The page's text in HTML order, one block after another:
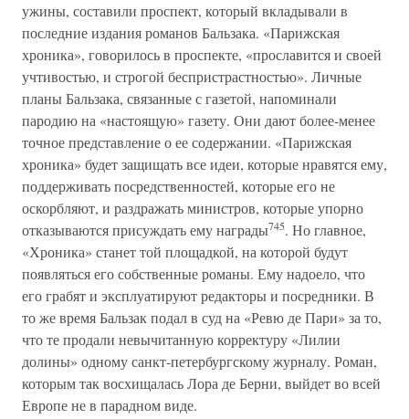
ужины, составили проспект, который вкладывали в
последние издания романов Бальзака. «Парижская
хроника», говорилось в проспекте, «прославится и своей
учтивостью, и строгой беспристрастностью». Личные
планы Бальзака, связанные с газетой, напоминали
пародию на «настоящую» газету. Они дают более-менее
точное представление о ее содержании. «Парижская
хроника» будет защищать все идеи, которые нравятся ему,
поддерживать посредственностей, которые его не
оскорбляют, и раздражать министров, которые упорно
отказываются присуждать ему награды745. Но главное,
«Хроника» станет той площадкой, на которой будут
появляться его собственные романы. Ему надоело, что
его грабят и эксплуатируют редакторы и посредники. В
то же время Бальзак подал в суд на «Ревю де Пари» за то,
что те продали невычитанную корректуру «Лилии
долины» одному санкт-петербургскому журналу. Роман,
которым так восхищалась Лора де Берни, выйдет во всей
Европе не в парадном виде.